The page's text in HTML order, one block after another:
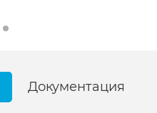
Документация